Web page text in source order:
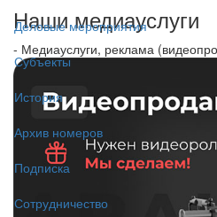
Деловые мероприятия
Субъекты
История
Архив номеров
Подписка
Сотрудничество
Наши медиауслуги
- Медиауслуги, реклама